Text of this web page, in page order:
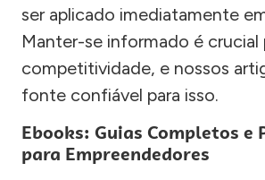
ser aplicado imediatamente
Manter-se informado é crucial
competitividade, e nossos
fonte confiável para isso.
Ebooks: Guias Completos e
para Empreendedores